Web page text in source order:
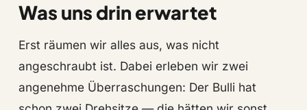
Was uns drin erwartet
Erst räumen wir alles aus, was nicht
angeschraubt ist. Dabei erleben wir zwei
angenehme Überraschungen: Der Bulli hat